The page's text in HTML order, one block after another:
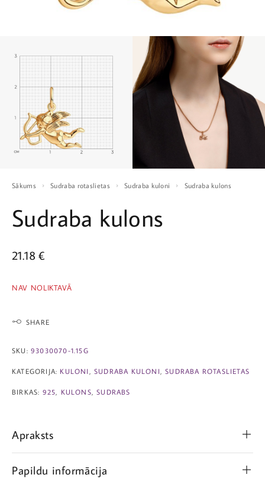
Sākums Sudraba rotaslietas Sudraba kuloni Sudraba kulons
Sudraba kulons
21.18€
NAV NOLIKTAVĀ
SHARE
SKU: 93030070-1.15G
KATEGORIJA: KULONI ,SUDRABA KULONI ,SUDRABA ROTASLIETAS
BIRKAS: 925 KULONS ,SUDRABS
Apraksts
Papildu informācija